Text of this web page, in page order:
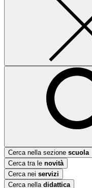
Cerca nella sezione scuola
Cerca tra le novità
Cerca nei servizi
Cerca nella didattica